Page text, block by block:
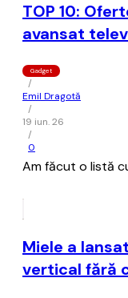
TOP 10:
avansat
Gadget
/
Emil Dragotă
/
19 iun. 26
/
0
Am făcut o listă
Miele a
vertical fără